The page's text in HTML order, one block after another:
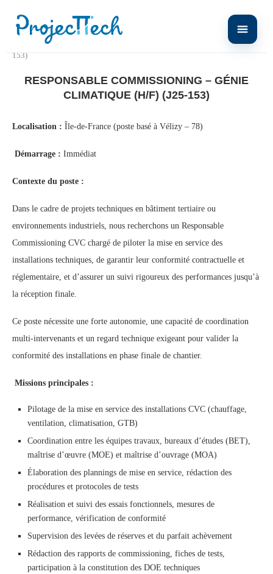
Responsable Commissioning – Génie Climatique (H/F) (J25-
153)
RESPONSABLE COMMISSIONING – GÉNIE
CLIMATIQUE (H/F) (J25-153)
Localisation : Île-de-France (poste basé à Vélizy – 78)
Démarrage : Immédiat
Contexte du poste :
Dans le cadre de projets techniques en bâtiment tertiaire ou
environnements industriels, nous recherchons un Responsable
Commissioning CVC chargé de piloter la mise en service des
installations techniques, de garantir leur conformité contractuelle et
réglementaire, et d’assurer un suivi rigoureux des performances jusqu’à
la réception finale.
Ce poste nécessite une forte autonomie, une capacité de coordination
multi-intervenants et un regard technique exigeant pour valider la
conformité des installations en phase finale de chantier.
Missions principales :
Pilotage de la mise en service des installations CVC (chauffage,
ventilation, climatisation, GTB)
Coordination entre les équipes travaux, bureaux d’études (BET),
maîtrise d’œuvre (MOE) et maîtrise d’ouvrage (MOA)
Élaboration des plannings de mise en service, rédaction des
procédures et protocoles de tests
Réalisation et suivi des essais fonctionnels, mesures de
performance, vérification de conformité
Supervision des levées de réserves et du parfait achèvement
Rédaction des rapports de commissioning, fiches de tests,
participation à la constitution des DOE techniques